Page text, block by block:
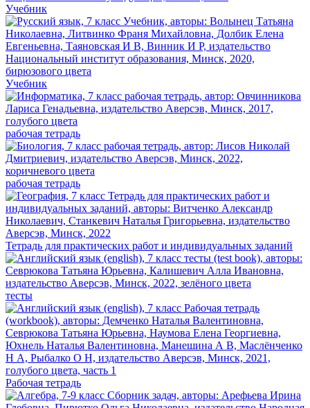
Учебник
Учебник
рабочая тетрадь
рабочая тетрадь
Тетрадь для практических работ и индивидуальных заданий
тесты
Рабочая тетрадь